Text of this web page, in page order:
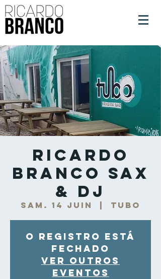
Ricardo
Branco Sax
& DJ
sam. 14 juin Tubo
O registro está
fechado
Ver outros
eventos